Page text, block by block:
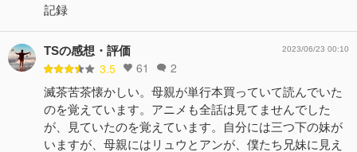
記録
TSの感想・評価
3.5 61 2
2023/06/23 00:10
滅茶苦茶懐かしい。母親が単行本買っていて読んでいた
のを覚えています。アニメも全話は見てませんでした
が、見ていたのを覚えています。自分には三つ下の妹が
いますが、母親にはリュウとアンが、僕たち兄妹に見え